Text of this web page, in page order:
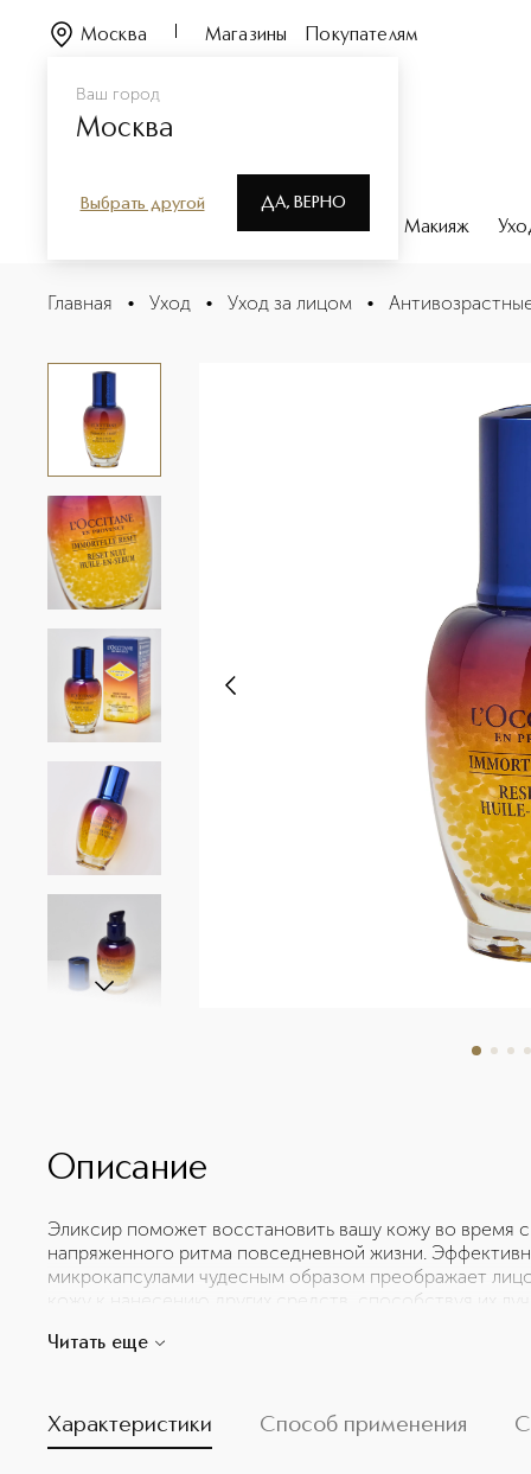
Ваш город
Москва
Выбрать другой ДА, ВЕРНО
Москва Магазины Покупателям
Парфюмерия Макияж
Божественный Иммортель Ночной эликсир
Главная • Уход • Уход за лицом •
Описание
Эликсир поможет восстановить вашу кожу во время
напряженного ритма повседневной жизни.
микрокапсулами чудесным образом преображает
кожу к нанесению других средств, способствуя их
окружающей среды. К утру кожа будет выглядеть
Читать еще
Характеристики Способ применения